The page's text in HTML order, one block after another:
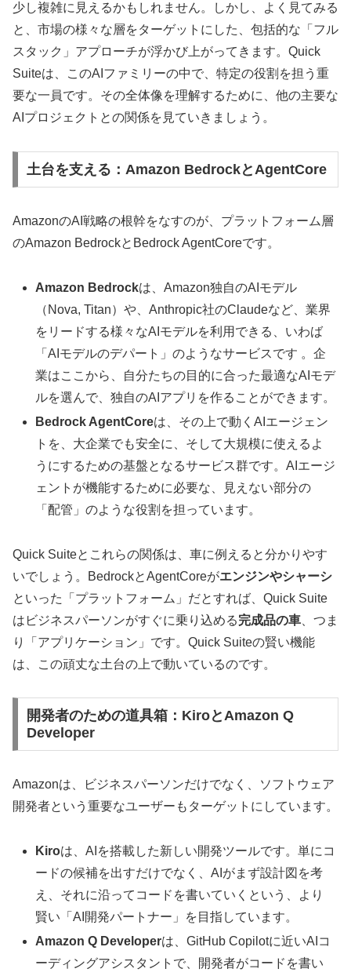
少し複雑に見えるかもしれません。しかし、よく見てみる
と、市場の様々な層をターゲットにした、包括的な「フル
スタック」アプローチが浮かび上がってきます。Quick
Suiteは、このAIファミリーの中で、特定の役割を担う重
要な一員です。その全体像を理解するために、他の主要な
AIプロジェクトとの関係を見ていきましょう。
土台を支える：Amazon BedrockとAgentCore
AmazonのAI戦略の根幹をなすのが、プラットフォーム層
のAmazon BedrockとBedrock AgentCoreです。
Amazon Bedrockは、Amazon独自のAIモデル
（Nova, Titan）や、Anthropic社のClaudeなど、業界
をリードする様々なAIモデルを利用できる、いわば
「AIモデルのデパート」のようなサービスです 。企
業はここから、自分たちの目的に合った最適なAIモデ
ルを選んで、独自のAIアプリを作ることができます。
Bedrock AgentCoreは、その上で動くAIエージェン
トを、大企業でも安全に、そして大規模に使えるよ
うにするための基盤となるサービス群です。AIエージ
ェントが機能するために必要な、見えない部分の
「配管」のような役割を担っています。
Quick Suiteとこれらの関係は、車に例えると分かりやす
いでしょう。BedrockとAgentCoreがエンジンやシャーシ
といった「プラットフォーム」だとすれば、Quick Suite
はビジネスパーソンがすぐに乗り込める完成品の車 、つま
り「アプリケーション」です。Quick Suiteの賢い機能
は、この頑丈な土台の上で動いているのです。
開発者のための道具箱：KiroとAmazon Q
Developer
Amazonは、ビジネスパーソンだけでなく、ソフトウェア
開発者という重要なユーザーもターゲットにしています。
Kiroは、AIを搭載した新しい開発ツールです。単にコ
ードの候補を出すだけでなく、AIがまず設計図を考
え、それに沿ってコードを書いていくという、より
賢い「AI開発パートナー」を目指しています。
Amazon Q Developerは、GitHub Copilotに近いAIコ
ーディングアシスタントで、開発者がコードを書い